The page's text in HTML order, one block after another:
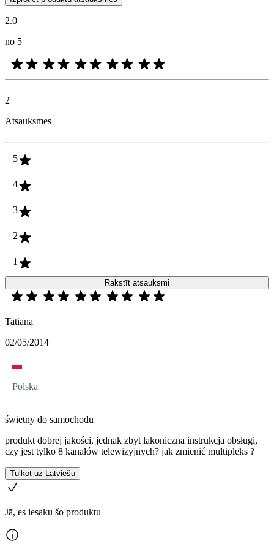
2.0
no 5
2
Atsauksmes
5
4
3
2
1
Rakstīt atsauksmi
Tatiana
02/05/2014
Polska
świetny do samochodu
produkt dobrej jakości, jednak zbyt lakoniczna instrukcja obsługi,
czy jest tylko 8 kanałów telewizyjnych? jak zmienić multipleks ?
Tulkot uz Latviešu
Jā, es iesaku šo produktu